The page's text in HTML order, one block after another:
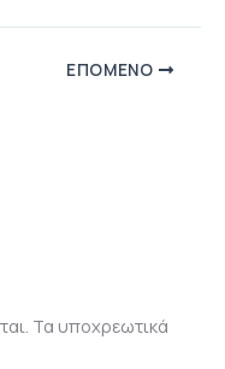
ΕΠΌΜΕΝΟ
Τα υποχρεωτικά